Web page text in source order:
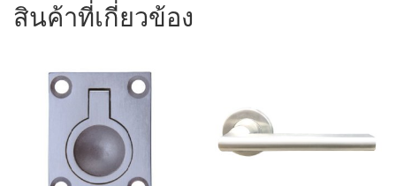
สินค้าที่เกี่ยวข้อง